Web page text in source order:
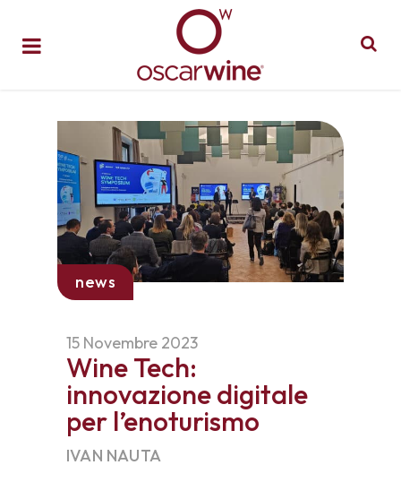
news
15 Novembre 2023
Wine Tech:
innovazione digitale
per l’enoturismo
IVAN NAUTA